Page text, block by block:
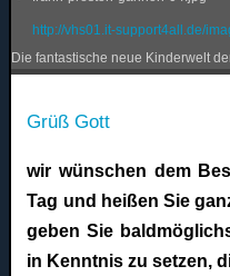
http://vhs01.it-support4all.de/
Die fantastische neue Kinderwelt
Grüß Gott
wir wünschen dem
Tag und heißen Sie
geben Sie
in Kenntnis zu setzen,